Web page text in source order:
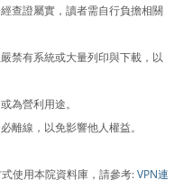
查證屬實，讀者需自行負擔相關
禁有系統或大量列印與下載，以
為營利用途。
離線，以免影響他人權益。
使用本院資料庫，請參考:VPN連